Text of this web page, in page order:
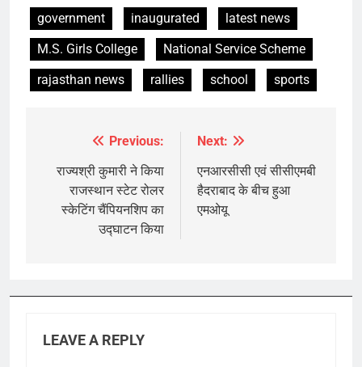
government
inaugurated
latest news
M.S. Girls College
National Service Scheme
rajasthan news
rallies school sports
navigation
Previous:
राज्यश्री कुमारी ने किया
राजस्थान स्टेट रोलर
स्केटिंग चैंपियनशिप का
उद्घाटन किया
Next:
एनआरसीसी एवं सीसीएमबी
हैदराबाद के बीच हुआ
एमओयू
LEAVE A REPLY